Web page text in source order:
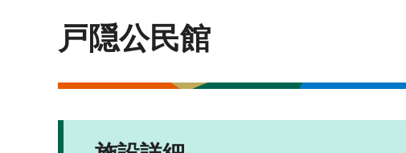
戸隠公民館